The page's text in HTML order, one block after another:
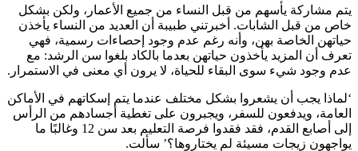
يتم مشاركة يأسهم من قبل النساء من جميع الأعمار، ولكن بشكل
خاص من قبل الشابات. أخبرتني طبيبة أن العديد من النساء يأخذن
حياتهن الخاصة بهن، وأنه رغم عدم وجود إحصاءات رسمية، فهي
تعرف أن المزيد يأخذون حياتهن بعدما بالكاد بلغوا سن الرشد: مع
عدم وجود شيء سوى البقاء للحياة، لا يرون أي معنى في الاستمرار.
‘لماذا يجب أن يشعروا بشكل مختلف عندما يتم إسكاتهم في الأماكن
العامة، ويدفعون للسفر، ويجبرون على تغطية أجسادهم من الرأس
إلى أصابع القدم، فقد فقدوا فرصة التعليم بعد سن 12 وغالبًا ما
يواجهون زيجات مسيئة لم يختاروها؟’ سألت.